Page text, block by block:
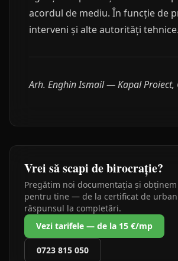
acordul de mediu. În funcție de
interveni și alte autorități tehnice.
Arh. Enghin Ismail — Kapal Proiect,
Vrei să scapi de birocrație?
Pregătim noi documentația și
pentru tine — de la certificat de
răspunsul la completări.
Vezi tarifele — de la 15 €/mp
0723 815 050